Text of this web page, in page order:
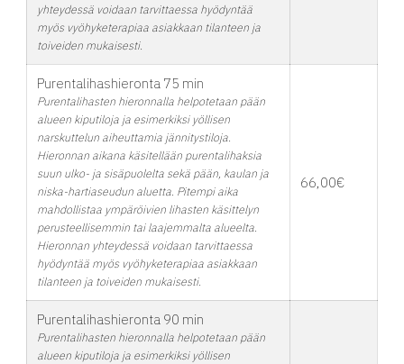
yhteydessä voidaan tarvittaessa hyödyntää
myös vyöhyketerapiaa asiakkaan tilanteen ja
toiveiden mukaisesti.
Purentalihashieronta 75 min
Purentalihasten hieronnalla helpotetaan pään
alueen kiputiloja ja esimerkiksi yöllisen
narskuttelun aiheuttamia jännitystiloja.
Hieronnan aikana käsitellään purentalihaksia
suun ulko- ja sisäpuolelta sekä pään, kaulan ja
niska-hartiaseudun aluetta. Pitempi aika
mahdollistaa ympäröivien lihasten käsittelyn
perusteellisemmin tai laajemmalta alueelta.
Hieronnan yhteydessä voidaan tarvittaessa
hyödyntää myös vyöhyketerapiaa asiakkaan
tilanteen ja toiveiden mukaisesti.
66,00€
Purentalihashieronta 90 min
Purentalihasten hieronnalla helpotetaan pään
alueen kiputiloja ja esimerkiksi yöllisen